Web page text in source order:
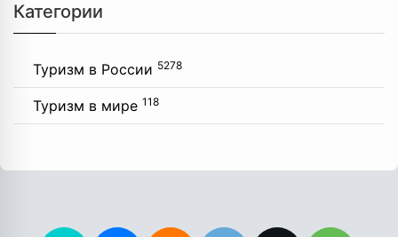
Категории
Туризм в России 5278
Туризм в мире 118